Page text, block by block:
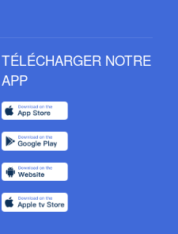
TÉLÉCHARGER NOTRE
APP